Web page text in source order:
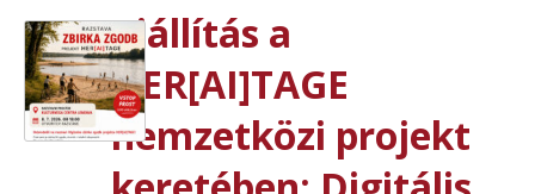
Kiállítás a
HER[AI]TAGE
nemzetközi projekt